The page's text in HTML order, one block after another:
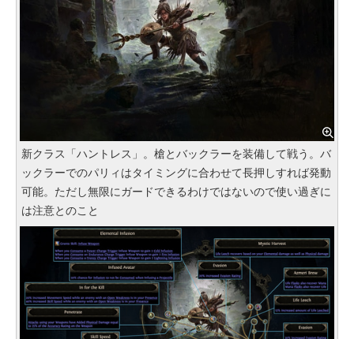
新クラス「ハントレス」。槍とバックラーを装備して戦う。バ
ックラーでのパリィはタイミングに合わせて長押しすれば発動
可能。ただし無限にガードできるわけではないので使い過ぎに
は注意とのこと